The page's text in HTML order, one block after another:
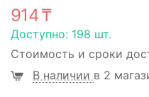
914₸
Доступно: 198 шт.
Стоимость и сроки
В наличии в 2